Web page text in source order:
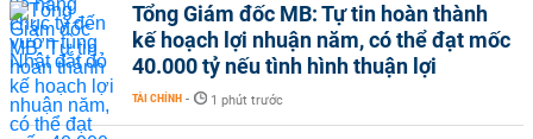
Tổng Giám đốc MB: Tự tin hoàn thành
kế hoạch lợi nhuận năm, có thể đạt mốc
40.000 tỷ nếu tình hình thuận lợi
TÀI CHÍNH - 1 phút trước